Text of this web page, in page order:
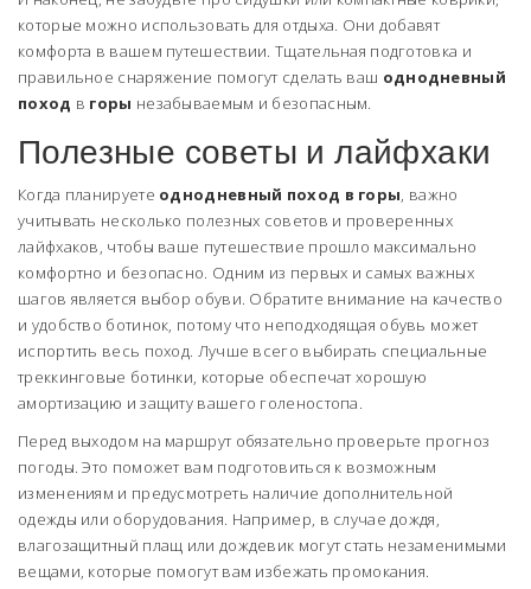
которые можно использовать для отдыха. Они добавят
комфорта в вашем путешествии. Тщательная подготовка и
правильное снаряжение помогут сделать ваш однодневный
поход в горы незабываемым и безопасным.
Полезные советы и лайфхаки
Когда планируете однодневный поход в горы, важно
учитывать несколько полезных советов и проверенных
лайфхаков, чтобы ваше путешествие прошло максимально
комфортно и безопасно. Одним из первых и самых важных
шагов является выбор обуви. Обратите внимание на качество
и удобство ботинок, потому что неподходящая обувь может
испортить весь поход. Лучше всего выбирать специальные
треккинговые ботинки, которые обеспечат хорошую
амортизацию и защиту вашего голеностопа.
Перед выходом на маршрут обязательно проверьте прогноз
погоды. Это поможет вам подготовиться к возможным
изменениям и предусмотреть наличие дополнительной
одежды или оборудования. Например, в случае дождя,
влагозащитный плащ или дождевик могут стать незаменимыми
вещами, которые помогут вам избежать промокания.